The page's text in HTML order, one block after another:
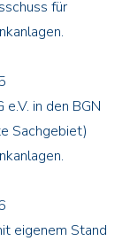
für
in den BGN
Sachgebiet)
eigenem Stand